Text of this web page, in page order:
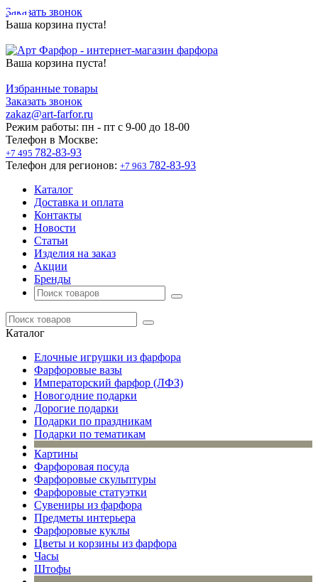
Заказать звонок
Ваша корзина пуста!
Ваша корзина пуста!
Избранные товары
Заказать звонок
zakaz@art-farfor.ru
Режим работы: пн - пт c 9-00 до 18-00
Телефон в Москве:
+7 495 782-83-93
Телефон для регионов: +7 963 782-83-93
Каталог
Доставка и оплата
Контакты
Новости
Статьи
Изделия на заказ
Акции
Бренды
Каталог
Елочные игрушки из фарфора
Фарфоровые вазы
Императорский фарфор (ЛФЗ)
Новогодние подарки
Дорогие подарки
Подарки по праздникам
Подарки по тематикам
Картины
Фарфоровая посуда
Фарфоровые скульптуры
Фарфоровые статуэтки
Сувениры из фарфора
Предметы интерьера
Фарфоровые куклы
Цветы и корзины из фарфора
Часы
Штофы